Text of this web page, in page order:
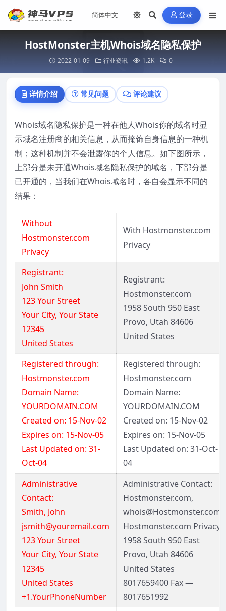
登录
HostMonster主机Whois域名隐私保护
2022-01-09 行业资讯 1.2K 0
详情介绍 常见问题 评论建议
Whois域名隐私保护是一种在他人Whois你的域名时显
示域名注册商的相关信息，从而掩饰自身信息的一种机
制；这种机制并不会泄露你的个人信息。如下图所示，
上部分是未开通Whois域名隐私保护的域名，下部分是
已开通的，当我们在Whois域名时，各自会显示不同的
结果：
Without
Hostmonster.com
Privacy
With Hostmonster.com
Privacy
Registrant:
John Smith
123 Your Street
Your City, Your State
12345
United States
Registrant:
Hostmonster.com
1958 South 950 East
Provo, Utah 84606
United States
Registered through:
Hostmonster.com
Domain Name:
YOURDOMAIN.COM
Created on: 15-Nov-02
Expires on: 15-Nov-05
Last Updated on: 31-
Oct-04
Registered through:
Hostmonster.com
Domain Name:
YOURDOMAIN.COM
Created on: 15-Nov-02
Expires on: 15-Nov-05
Last Updated on: 31-Oct-
04
Administrative
Contact:
Smith, John
jsmith@youremail.com
123 Your Street
Your City, Your State
12345
United States
+1.YourPhoneNumber
Administrative Contact:
Hostmonster.com,
whois@Hostmonster.com
Hostmonster.com Privacy
1958 South 950 East
Provo, Utah 84606
United States
8017659400 Fax —
8017651992